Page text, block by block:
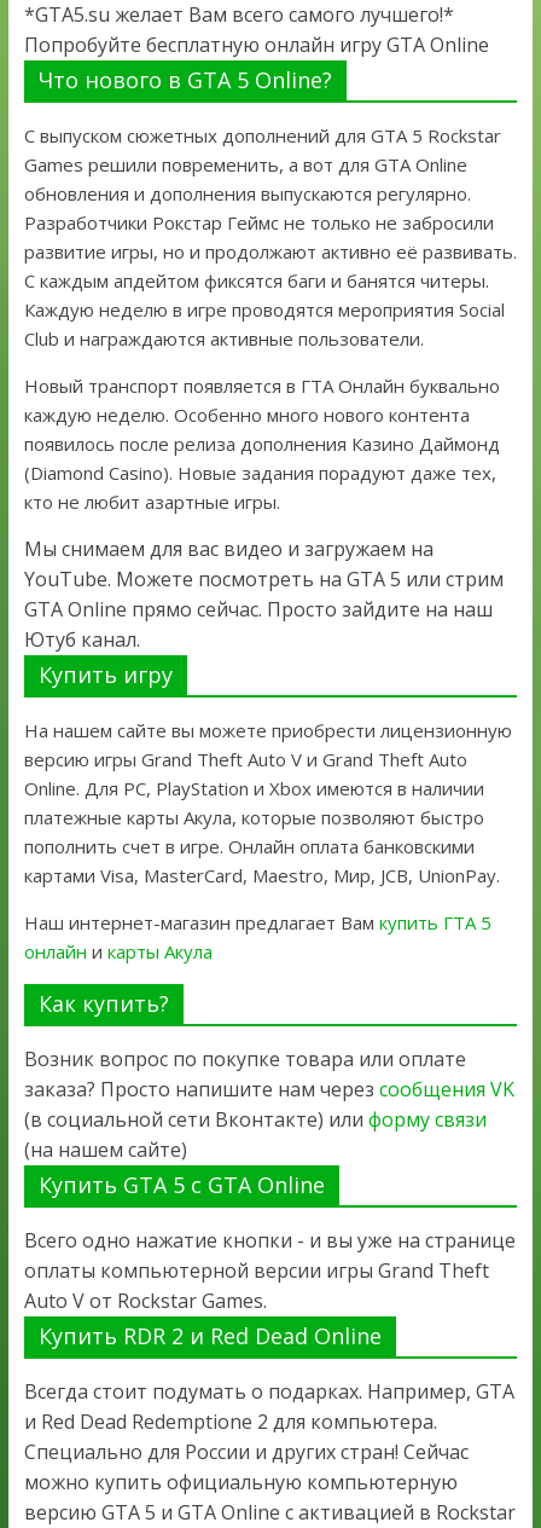
*GTA5.su желает Вам всего самого лучшего!*
Попробуйте бесплатную онлайн игру GTA Online
Что нового в GTA 5 Online?
С выпуском сюжетных дополнений для GTA 5 Rockstar
Games решили повременить, а вот для GTA Online
обновления и дополнения выпускаются регулярно.
Разработчики Рокстар Геймс не только не забросили
развитие игры, но и продолжают активно её развивать.
С каждым апдейтом фиксятся баги и банятся читеры.
Каждую неделю в игре проводятся мероприятия Social
Club и награждаются активные пользователи.
Новый транспорт появляется в ГТА Онлайн буквально
каждую неделю. Особенно много нового контента
появилось после релиза дополнения Казино Даймонд
(Diamond Casino). Новые задания порадуют даже тех,
кто не любит азартные игры.
Мы снимаем для вас видео и загружаем на
YouTube. Можете посмотреть на GTA 5 или стрим
GTA Online прямо сейчас. Просто зайдите на наш
Ютуб канал.
Купить игру
На нашем сайте вы можете приобрести лицензионную
версию игры Grand Theft Auto V и Grand Theft Auto
Online. Для PC, PlayStation и Xbox имеются в наличии
платежные карты Акула, которые позволяют быстро
пополнить счет в игре. Онлайн оплата банковскими
картами Visa, MasterCard, Maestro, Мир, JCB, UnionPay.
Наш интернет-магазин предлагает Вам купить ГТА 5
онлайн и карты Акула
Как купить?
Возник вопрос по покупке товара или оплате
заказа? Просто напишите нам через сообщения VK
(в социальной сети Вконтакте) или форму связи
(на нашем сайте)
Купить GTA 5 с GTA Online
Всего одно нажатие кнопки - и вы уже на странице
оплаты компьютерной версии игры Grand Theft
Auto V от Rockstar Games.
Купить RDR 2 и Red Dead Online
Всегда стоит подумать о подарках. Например, GTA
и Red Dead Redemptione 2 для компьютера.
Специально для России и других стран! Сейчас
можно купить официальную компьютерную
версию GTA 5 и GTA Online с активацией в Rockstar